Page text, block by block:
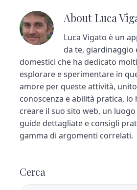
About Luca
Luca Vigato è un
da te, giardinaggio
domestici che ha dedicato
esplorare e sperimentare in
amore per queste attività,
conoscenza e abilità pratica, lo
creare il suo sito web, un
guide dettagliate e consigli
gamma di argomenti correlati.
Cerca